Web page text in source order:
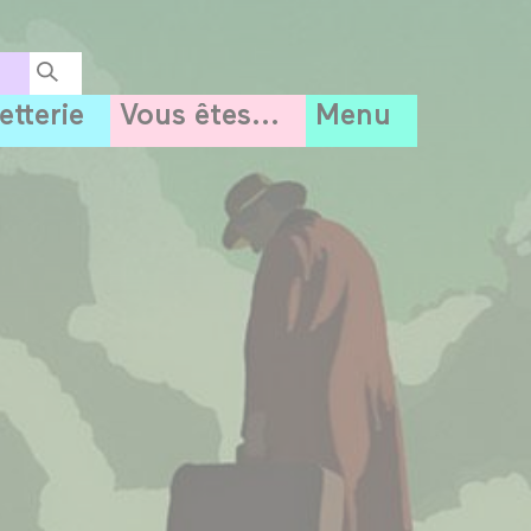
Vous êtes... Menu